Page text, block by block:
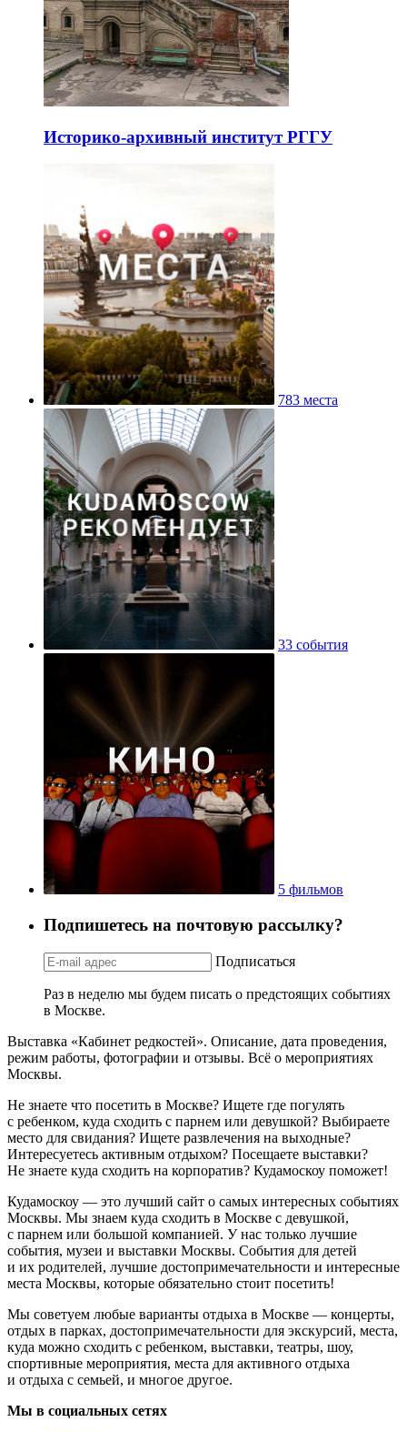
Историко-архивный институт РГГУ
783 места
33 события
5 фильмов
Подпишетесь на почтовую рассылку?
Подписаться
Раз в неделю мы будем писать о предстоящих событиях
в Москве.
Выставка «Кабинет редкостей». Описание, дата проведения,
режим работы, фотографии и отзывы. Всё о мероприятиях
Москвы.
Не знаете что посетить в Москве? Ищете где погулять
с ребенком, куда сходить с парнем или девушкой? Выбираете
место для свидания? Ищете развлечения на выходные?
Интересуетесь активным отдыхом? Посещаете выставки?
Не знаете куда сходить на корпоратив? Кудамоскоу поможет!
Кудамоскоу — это лучший сайт о самых интересных событиях
Москвы. Мы знаем куда сходить в Москве с девушкой,
с парнем или большой компанией. У нас только лучшие
события, музеи и выставки Москвы. События для детей
и их родителей, лучшие достопримечательности и интересные
места Москвы, которые обязательно стоит посетить!
Мы советуем любые варианты отдыха в Москве — концерты,
отдых в парках, достопримечательности для экскурсий, места,
куда можно сходить с ребенком, выставки, театры, шоу,
спортивные мероприятия, места для активного отдыха
и отдыха с семьей, и многое другое.
Мы в социальных сетях